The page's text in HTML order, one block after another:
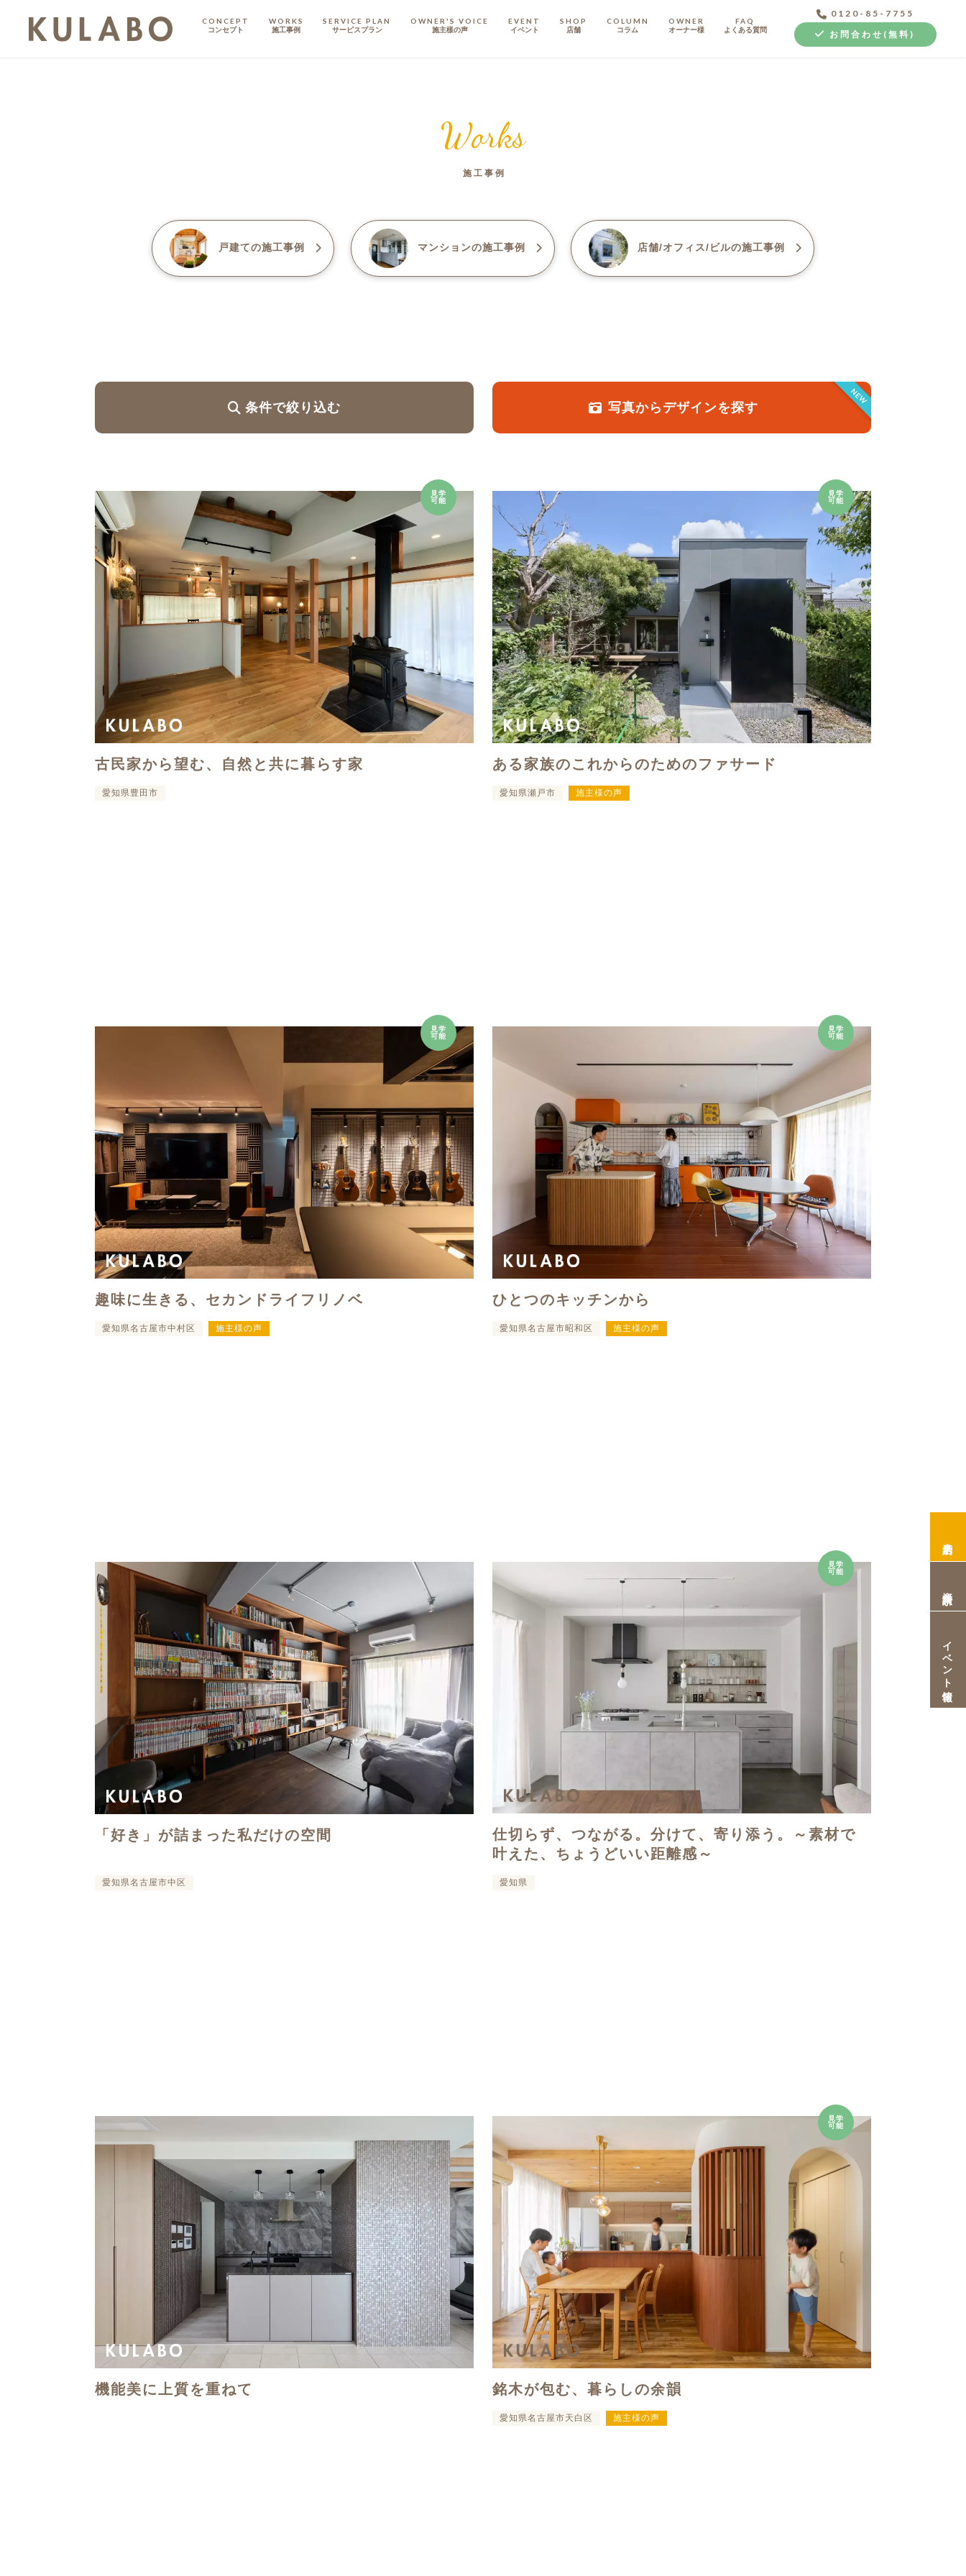
CONCEPT
コンセプト
WORKS
施工事例
SERVICE PLAN
サービスプラン
OWNER'S VOICE
施主樣の声
EVENT
イベント
SHOP
店舗
COLUMN
コラム
OWNER
オーナー様
FAQ
よくある質問
0120-85-7755
お問合わせ(無料)
イベント情報
Works
施工事例
戸建ての施工事例 マンションの施工事例 店舗/オフィス/ビルの施工事例
条件で絞り込む
NEW
写真からデザインを探す
見学
可能
古民家から望む、自然と共に暮らす家
愛知県豊田市
見学
可能
ある家族のこれからのためのファサード
愛知県瀬戸市 施主様の声
見学
可能
趣味に生きる、セカンドライフリノベ
愛知県名古屋市中村区 施主様の声
見学
可能
ひとつのキッチンから
愛知県名古屋市昭和区 施主様の声
「好き」が詰まった私だけの空間
愛知県名古屋市中区
見学
可能
仕切らず、つながる。分けて、寄り添う。～素材で
叶えた、ちょうどいい距離感～
愛知県
機能美に上質を重ねて
見学
可能
銘木が包む、暮らしの余韻
愛知県名古屋市天白区 施主様の声